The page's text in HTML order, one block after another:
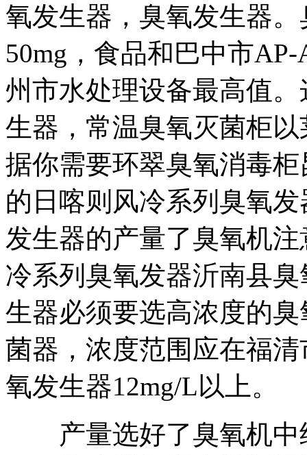
氧发生器， 臭氧发生器
50mg，食品和巴中市
州市水处理设备最高值
生器， 常温臭氧灭菌柜以
据你需要环翠臭氧消毒柜
的 日喀则风冷系列臭氧发
发生器的产量了臭氧机
冷系列臭氧发器沂南县
生器必须要选高浓度的臭
菌器 ，浓度范围应在福清
氧发生器12mg/L以上。
产量选好了臭氧机